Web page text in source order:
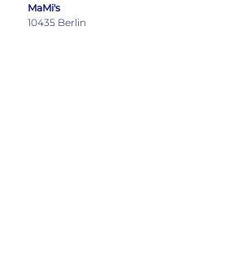
MaMi's
10435 Berlin